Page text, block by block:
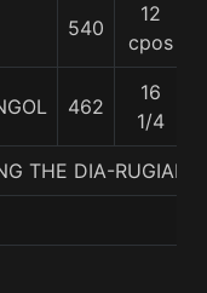
540
12
cpos
462
16
1/4
THE DIA-